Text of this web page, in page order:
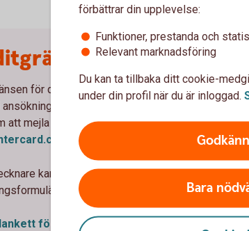
för ditt kort gör du det genom att skicka
nedan och skicka in den
att mejla den till
com
kan du även ansöka digitalt genom
för höjd kreditgräns
förbättrar din upplevelse:
Funktioner, prestanda och
Relevant marknadsföring
Du kan ta tillbaka ditt cookie-
under din profil när du är inloggad.
Bara